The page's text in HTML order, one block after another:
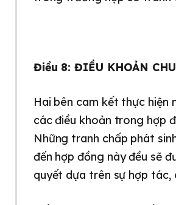
Điều 8: ĐIỀU KHOẢN
Hai bên cam kết thực hiện
các điều khoản trong hợp
Những tranh chấp phát
đến hợp đồng này đều sẽ
quyết dựa trên sự hợp tác,